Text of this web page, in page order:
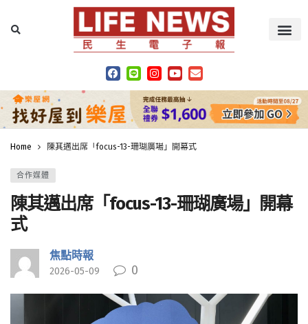
Home 陳其邁出席「focus-13-珊瑚廣場」開幕式
合作媒體
陳其邁出席「focus-13-珊瑚廣場」開幕
式
焦點時報
2026-05-09 0